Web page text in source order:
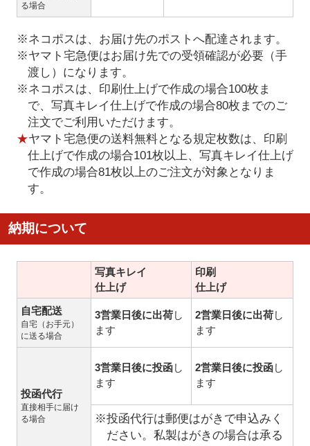
る場合
※ネコポスは、お届け先のポストへ配達されます。
※ヤマト宅急便はお届け先での受領確認が必要（手
渡し）になります。
※ネコポスは、印刷仕上げで作成の場合100枚ま
で、写真キレイ仕上げで作成の場合80枚までのご
注文でご利用いただけます。
★ヤマト宅急便の送料無料となる規定枚数は、印刷
仕上げで作成の場合101枚以上、写真キレイ仕上げ
で作成の場合81枚以上のご注文が対象となりま
す。
納期について
写真キレイ
仕上げ
印刷
仕上げ
自宅配送
自宅（お手元）
に送る場合
3営業日後に出荷し
ます
2営業日後に出荷し
ます
投函代行
直接相手に届け
る場合
3営業日後に投函し
ます
2営業日後に投函し
ます
※投函代行は郵便はがきで申込みく
ださい。私製はがきの場合は承る